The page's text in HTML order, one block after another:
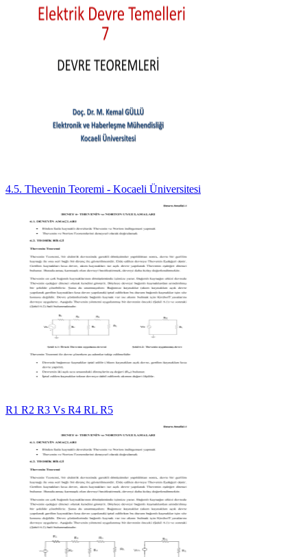
4.5. Thevenin Teoremi - Kocaeli Üniversitesi
R1 R2 R3 Vs R4 RL R5